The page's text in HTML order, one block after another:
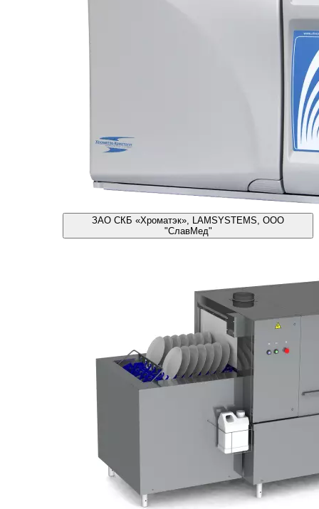
ЗАО СКБ «Хроматэк», LAMSYSTEMS, ООО
"СлавМед"